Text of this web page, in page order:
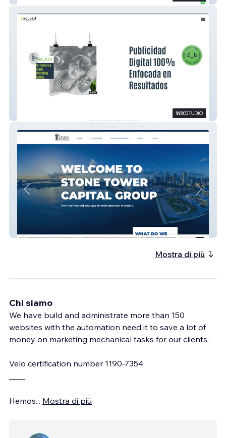
Mostra di più
Chi siamo
We have build and administrate more than 150
websites with the automation need it to save a lot of
money on marketing mechanical tasks for our clients.
Velo certification number 1190-7354
Hemos... Mostra di più